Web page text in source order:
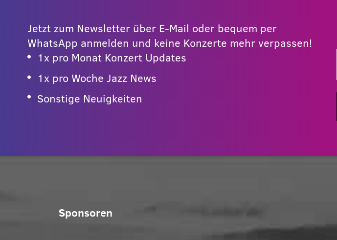
Jetzt zum Newsletter über E-Mail oder bequem per
WhatsApp anmelden und keine Konzerte mehr verpassen!
1x pro Monat Konzert Updates
1x pro Woche Jazz News
Sonstige Neuigkeiten
Sponsoren